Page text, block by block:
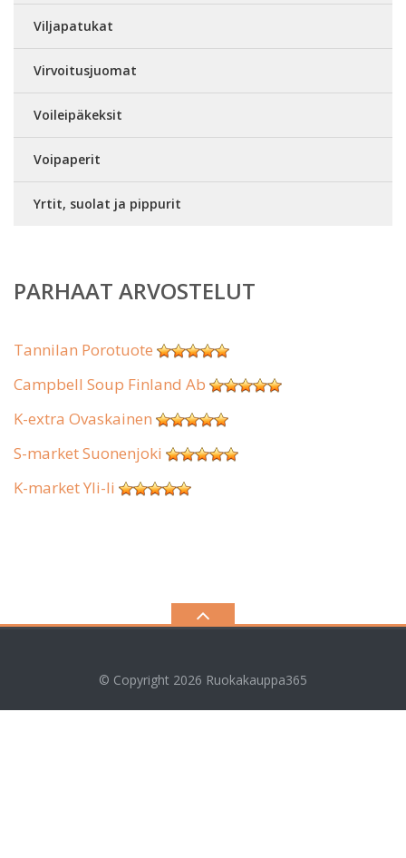
Viljapatukat
Virvoitusjuomat
Voileipäkeksit
Voipaperit
Yrtit, suolat ja pippurit
PARHAAT ARVOSTELUT
Tannilan Porotuote
Campbell Soup Finland Ab
K-extra Ovaskainen
S-market Suonenjoki
K-market Yli-Ii
© Copyright 2026 Ruokakauppa365